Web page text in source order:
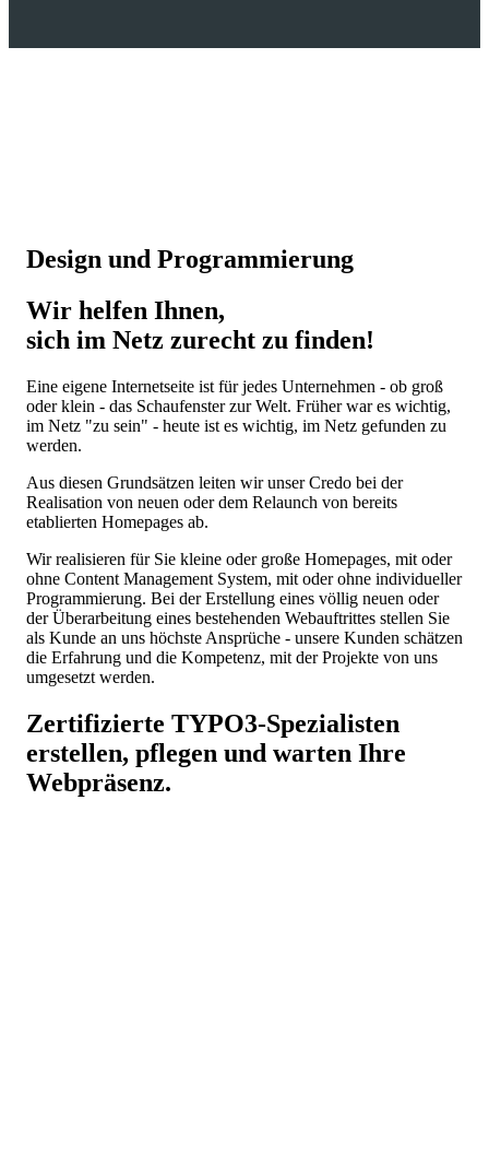
Design und Programmierung
Wir helfen Ihnen,
sich im Netz zurecht zu finden!
Eine eigene Internetseite ist für jedes Unternehmen - ob groß
oder klein - das Schaufenster zur Welt. Früher war es wichtig,
im Netz "zu sein" - heute ist es wichtig, im Netz gefunden zu
werden.
Aus diesen Grundsätzen leiten wir unser Credo bei der
Realisation von neuen oder dem Relaunch von bereits
etablierten Homepages ab.
Wir realisieren für Sie kleine oder große Homepages, mit oder
ohne Content Management System, mit oder ohne individueller
Programmierung. Bei der Erstellung eines völlig neuen oder
der Überarbeitung eines bestehenden Webauftrittes stellen Sie
als Kunde an uns höchste Ansprüche - unsere Kunden schätzen
die Erfahrung und die Kompetenz, mit der Projekte von uns
umgesetzt werden.
Zertifizierte TYPO3-Spezialisten
erstellen, pflegen und warten Ihre
Webpräsenz.